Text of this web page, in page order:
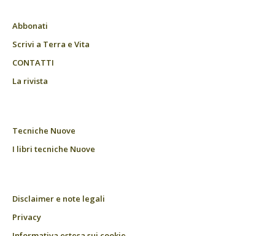
Abbonati
Scrivi a Terra e Vita
CONTATTI
La rivista
Tecniche Nuove
I libri tecniche Nuove
Disclaimer e note legali
Privacy